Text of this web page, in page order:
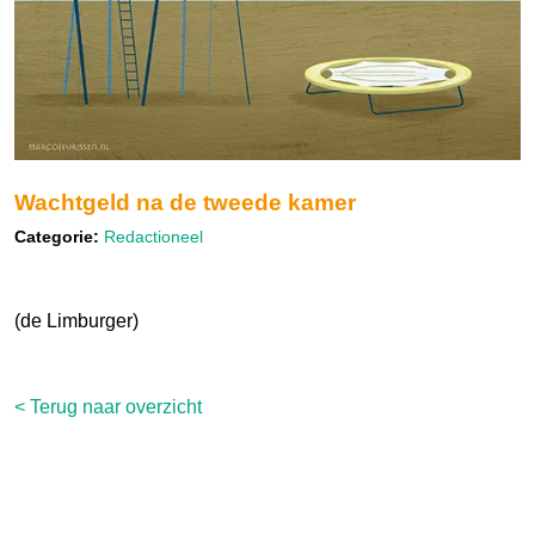
Wachtgeld na de tweede kamer
Categorie: Redactioneel
(de Limburger)
< Terug naar overzicht